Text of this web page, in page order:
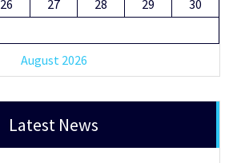
August 2026
26 27 28 29
30
Latest News